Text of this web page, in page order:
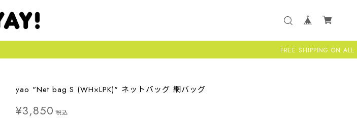
FREE SHIPPING ON ALL US
yao "Net bag S (WH×LPK)" ネットバッグ 網バッグ
¥3,850 税込